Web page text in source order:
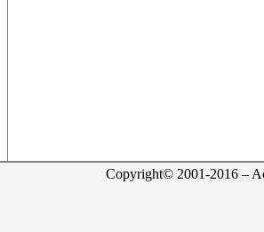
Copyright© 2001-2016 –